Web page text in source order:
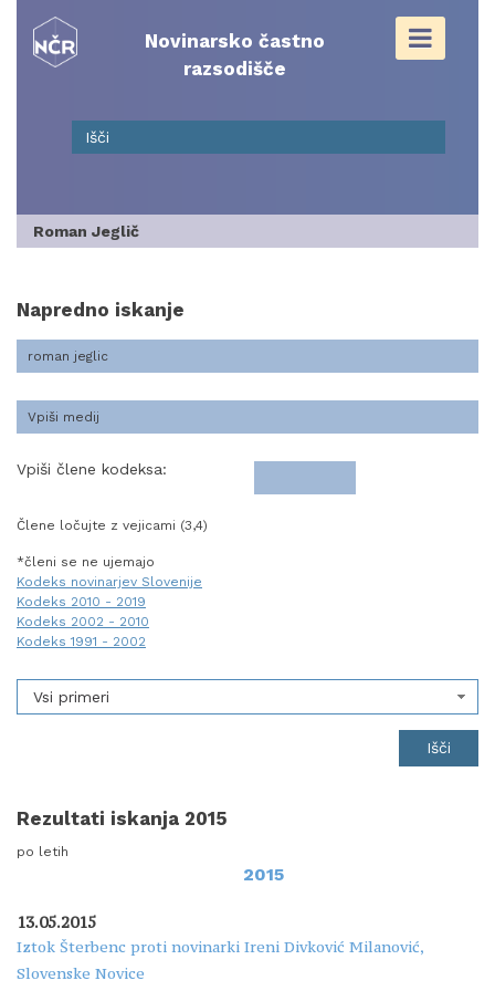
content
Novinarsko častno
razsodišče
Roman Jeglič
Napredno iskanje
Vpiši člene kodeksa:
Člene ločujte z vejicami (3,4)
*členi se ne ujemajo
Kodeks novinarjev Slovenije
Kodeks 2010 - 2019
Kodeks 2002 - 2010
Kodeks 1991 - 2002
Vsi primeri
Rezultati iskanja 2015
po letih
2015
13.05.2015
Iztok Šterbenc proti novinarki Ireni Divković Milanović,
Slovenske Novice